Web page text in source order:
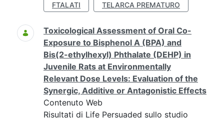
FTALATI
TELARCA PREMATURO
Toxicological Assessment of Oral Co-
Exposure to Bisphenol A (BPA) and
Bis(2-ethylhexyl) Phthalate (DEHP) in
Juvenile Rats at Environmentally
Relevant Dose Levels: Evaluation of the
Synergic, Additive or Antagonistic Effects
Contenuto Web
Risultati di Life Persuaded sullo studio